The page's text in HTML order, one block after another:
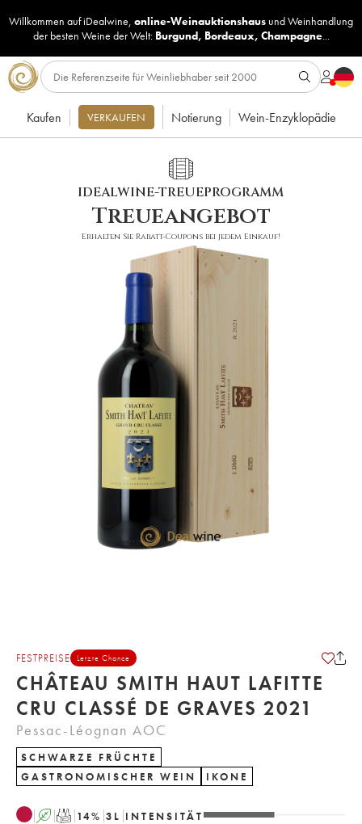
Willkommen auf iDealwine, online-Weinauktionshaus undWeinhandlung
der besten Weine der Welt: Burgund, Bordeaux, Champagne...
Kaufen VERKAUFEN Notierung Wein-Enzyklopädie
IDEALWINE-TREUEPROGRAMM
Treueangebot
Erhalten Sie Rabatt-Coupons bei jedem Einkauf!
FESTPREISE Letzte Chance
CHÂTEAU SMITH HAUT LAFITTE
CRU CLASSÉ DE GRAVES 2021
Pessac-Léognan AOC
SCHWARZE FRÜCHTE
GASTRONOMISCHER WEIN
IKONE
A T 14% 3 L INTENSITÄT